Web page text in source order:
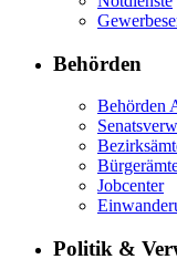
Behörden
Behörden
Jobcenter
Politik &